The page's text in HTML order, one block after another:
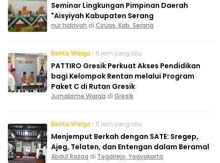
Seminar Lingkungan Pimpinan Daerah
"Aisyiyah Kabupaten Serang
nur hidayah di Ciruas, Kab. Serang
Berita Warga • 5 jam yang lalu
PATTIRO Gresik Perkuat Akses Pendidikan
bagi Kelompok Rentan melalui Program
Paket C di Rutan Gresik
Jurnalisme Warga di Gresik
Berita Warga • 5 jam yang lalu
Menjemput Berkah dengan SATE: Sregep,
Ajeg, Telaten, dan Entengan dalam Beramal
Abdul Razaq di Tegalrejo, Yogyakarta